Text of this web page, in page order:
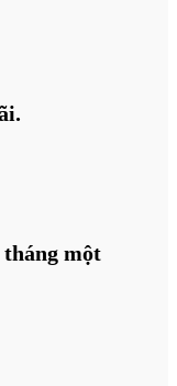
một